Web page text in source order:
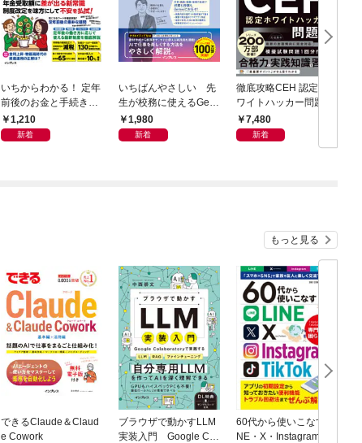
いちからわかる！ 定年
前後のお金と手続き
得する働き方・暮らし
方ガイド 2026-2027
1,210
新着
いちばんやさしい 先
生が校務に使えるGem
iniの教本 人気講師が
教える多彩なアウトプ
1,980
新着
徹底攻略CEH 認定ホ
ワイトハッカー問題集
7,480
新着
もっと見る
できるClaude＆Claud
e Cowork
ブラウザで動かすLLM
実装入門 Google Col
60代から使いこなすLI
NE・X・Instagram・T